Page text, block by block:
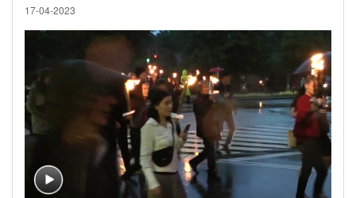
17-04-2023